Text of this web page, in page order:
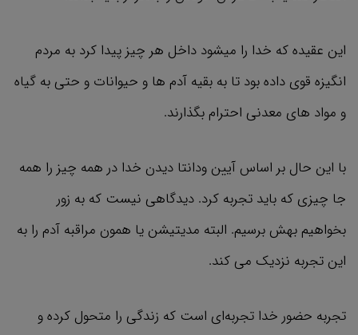
این عقیده که خدا را میشود داخل هر چیز پیدا کرد به مردم
انگیزه قوی داده بود تا به بقیه آدم ها و حیوانات و حتی به گیاه
و مواد های معدنی احترام بگذارند.
با این حال بر اساس آیین ودانتا دیدن خدا در همه چیز را همه
جا چیزی که باید تجربه کرد. دیدگاهی نیست که به زور
بخواهیم بهش برسیم. البته مدیتیشن یا همون مراقبه آدم را به
این تجربه نزدیک می کند.
تجربه حضور خدا تجربه‌ای است که زندگی را متحول کرده و